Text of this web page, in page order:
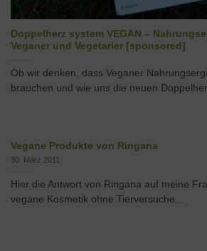
Doppelherz system VEGAN –
Veganer und Vegetarier [sponsored]
Ob wir denken, dass Veganer
brauchen und wie uns die neuen
Vegane Produkte von Ringana
30. März 2011
Hier die Antwort von Ringana auf meine
vegane Kosmetik ohne Tierversuche...